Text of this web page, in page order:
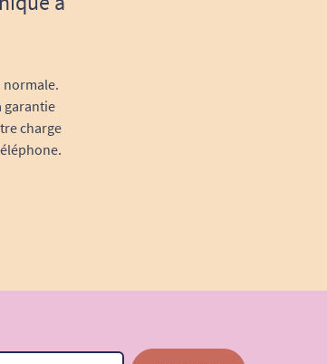
garantie
charge